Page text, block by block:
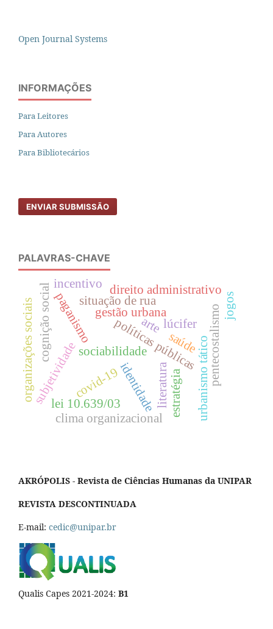
Open Journal Systems
INFORMAÇÕES
Para Leitores
Para Autores
Para Bibliotecários
ENVIAR SUBMISSÃO
PALAVRAS-CHAVE
covid-19
sociabilidadepolíticas públicas
gestão urbana
urbanismo tático
identidade
subjetividade pentecostalismo
cognição social
clima organizacional
arte
situação de rua
lúcifer
paganismo
direito administrativo
literatura
lei 10.639/03
saúde
organizações sociais jogos
incentivo
estratégia
AKRÓPOLIS - Revista de Ciências Humanas da UNIPAR
REVISTA DESCONTINUADA
E-mail: cedic@unipar.br
Qualis Capes 2021-2024: B1